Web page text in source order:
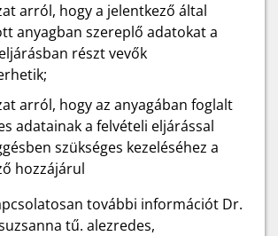
arról, hogy a jelentkező által
anyagban szereplő adatokat a
részt vevők
arról, hogy az anyagában foglalt
adatainak a felvételi eljárással
szükséges kezeléséhez a
hozzájárul
további információt Dr.
tű. alezredes,